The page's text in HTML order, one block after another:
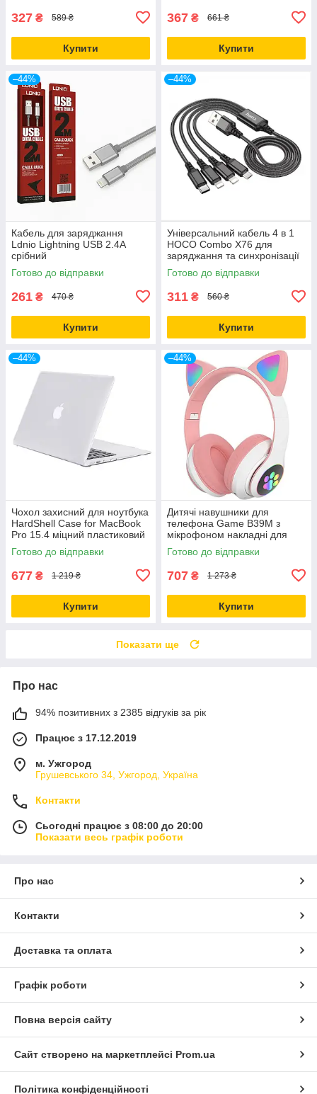
327 ₴ 589 ₴
Купити
367 ₴ 661 ₴
Купити
–44%
Кабель для заряджання
Ldnio Lightning USB 2.4A
срібний
Готово до відправки
261 ₴ 470 ₴
Купити
–44%
Універсальний кабель 4 в 1
HOCO Combo X76 для
заряджання та синхронізації
Lightning, Micro-USB, Type-C
1 м чорний
Готово до відправки
311 ₴ 560 ₴
Купити
–44%
Чохол захисний для ноутбука
HardShell Case for MacBook
Pro 15.4 міцний пластиковий
прозорий
Готово до відправки
677 ₴ 1 219 ₴
Купити
–44%
Дитячі навушники для
телефона Game В39M з
мікрофоном накладні для
дівчаток рожеві
Готово до відправки
707 ₴ 1 273 ₴
Купити
Показати ще
Про нас
94% позитивних з 2385 відгуків за рік
Працює з 17.12.2019
м. Ужгород
Грушевського 34, Ужгород, Україна
Контакти
Сьогодні працює з 08:00 до 20:00
Показати весь графік роботи
Про нас
Контакти
Доставка та оплата
Графік роботи
Повна версія сайту
Сайт створено на маркетплейсі Prom.ua
Політика конфіденційності